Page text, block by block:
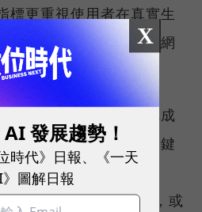
標更重視使用者在真實生
也是最能反映電信業者網
項。
是使用者是否能順利完成
考驗的是網路服務在關鍵
，搶購熱門演唱會門
商結帳掃描 QR Code，或
X
發展趨勢！
時代》日報、《一天
圖解日報